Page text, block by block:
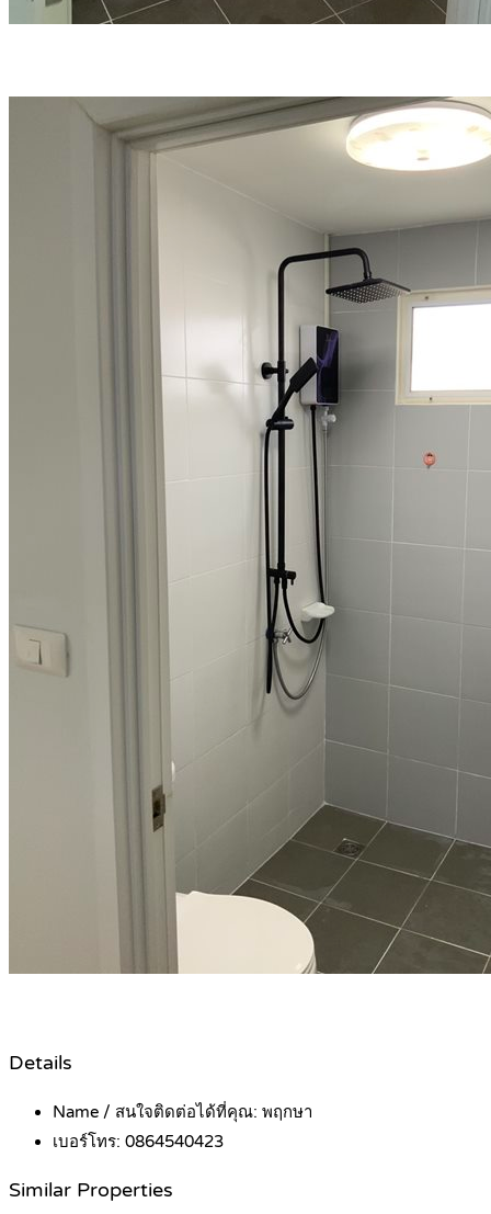
Details
Name / สนใจติดต่อได้ที่คุณ: พฤกษา
เบอร์โทร: 0864540423
Similar Properties